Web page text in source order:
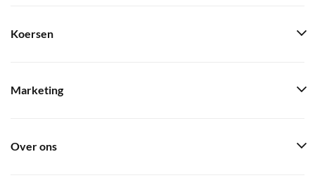
Koersen
Marketing
Over ons